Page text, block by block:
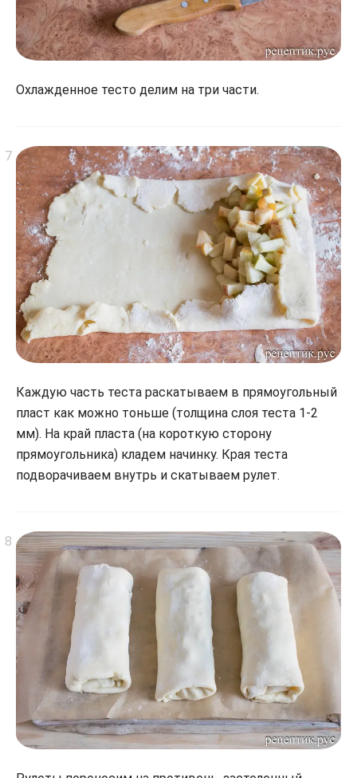
Охлажденное тесто делим на три части.
Каждую часть теста раскатываем в прямоугольный
пласт как можно тоньше (толщина слоя теста 1-2
мм). На край пласта (на короткую сторону
прямоугольника) кладем начинку. Края теста
подворачиваем внутрь и скатываем рулет.